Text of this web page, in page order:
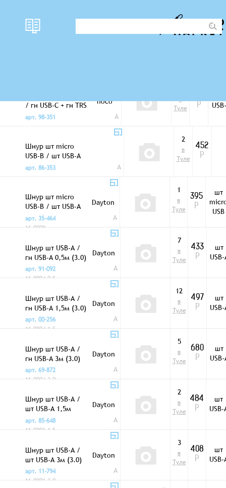
/ гн USB-C + гн TRS
3,5мм LS26
hoco
арт. 98-351
A
в
Туле
Р
Шнур шт micro
USB-B / шт USB-A
1,8м (3.0)
арт. 86-353 A
2
в
Туле
452
Р
Шнур шт micro
USB-B / шт USB-A
1м (3.0)
Dayton
арт. 35-464
16-0009
A
1
в
Туле
395
Р
шт
USB
Шнур шт USB-A /
гн USB-A 0,5м (3.0)
Dayton
арт. 91-092
16-0004-0.5
A
7
в
Туле
433
Р
шт
USB-
Шнур шт USB-A /
гн USB-A 1,5м (3.0)
Dayton
арт. 00-256
16-0004-1.5
A
12
в
Туле
497
Р
шт
USB-
Шнур шт USB-A /
гн USB-A 3м (3.0)
Dayton
арт. 69-872
16-0004-3.0
A
5
в
Туле
680
Р
шт
USB-
Шнур шт USB-A /
шт USB-A 1,5м
(3.0)
Dayton
арт. 85-648
16-0001-1.5
A
2
в
Туле
484
Р
шт
USB-
Шнур шт USB-A /
шт USB-A 3м (3.0)
Dayton
арт. 11-794
16-0001-3.0
A
3
в
Туле
408
Р
шт
USB-